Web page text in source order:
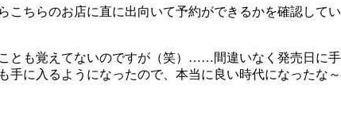
こちらのお店に直に出向いて予約ができるかを確認して
とも覚えてないのですが（笑）……間違いなく発売日に
に入るようになったので、本当に良い時代になったな～